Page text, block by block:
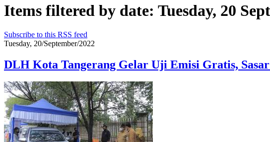
Items filtered by date: Tuesday, 20
Subscribe to this RSS feed
Tuesday, 20/September/2022
DLH Kota Tangerang Gelar Uji Emisi Gratis,